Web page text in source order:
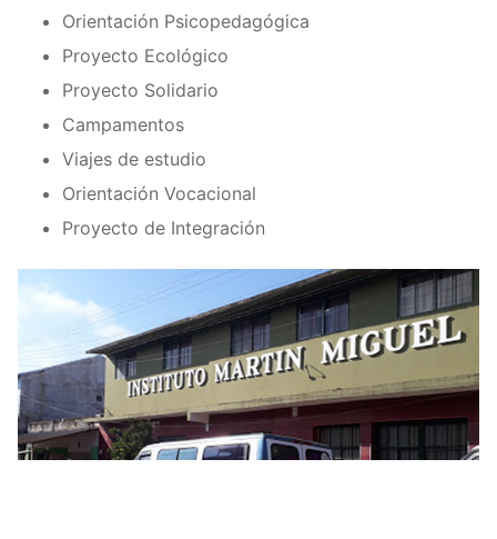
Orientación Psicopedagógica
Proyecto Ecológico
Proyecto Solidario
Campamentos
Viajes de estudio
Orientación Vocacional
Proyecto de Integración